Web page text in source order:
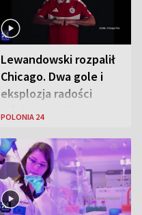
Lewandowski rozpalił
Chicago. Dwa gole i
eksplozja radości
wśród Polonii
POLONIA 24